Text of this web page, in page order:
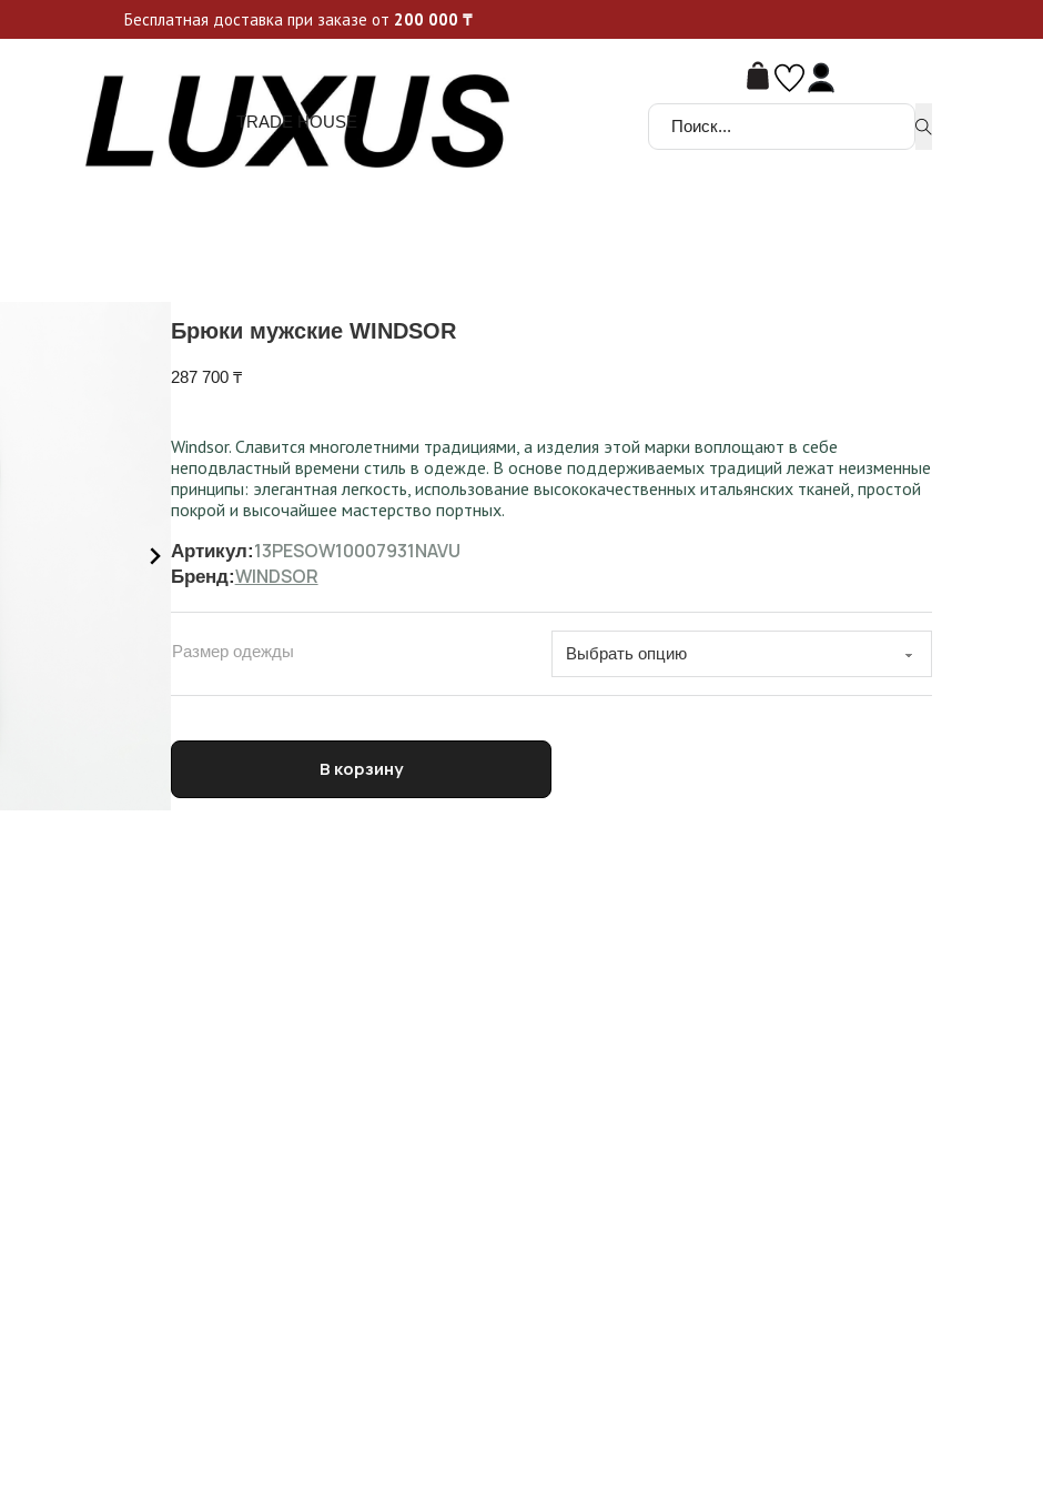
Уникальные акции и спецпредложения каждую неделю, не пропусти свой шанс
TRADE HOUSE Поиск ...
Брюки мужские WINDSOR
287 700 ₸
Windsor. Славится многолетними традициями, а изделия этой марки воплощают в себе
неподвластный времени стиль в одежде. В основе поддерживаемых традиций лежат неизменные
принципы: элегантная легкость, использование высококачественных итальянских тканей, простой
покрой и высочайшее мастерство портных.
Артикул:13PESOW10007931NAVU
Бренд:WINDSOR
Размер одежды
Количество товара Брюки мужские WINDSOR
В корзину
Бесплатная доставка при заказе от 200 000 ₸